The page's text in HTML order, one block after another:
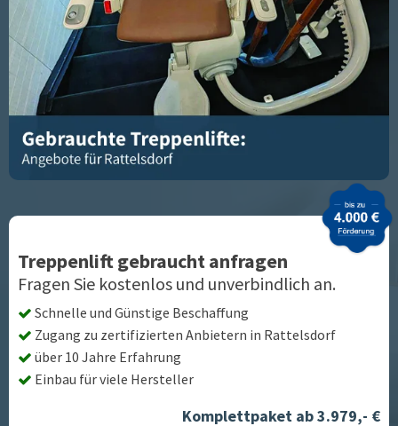
Treppenlift gebraucht anfragen
Fragen Sie kostenlos und unverbindlich an.
Schnelle und Günstige Beschaffung
Zugang zu zertifizierten Anbietern in Rattelsdorf
über 10 Jahre Erfahrung
Einbau für viele Hersteller
Komplettpaket ab 3.979,- €